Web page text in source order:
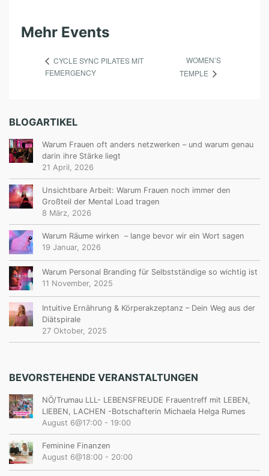
Mehr Events
CYCLE SYNC PILATES MIT
FEMERGENCY
WOMEN’S
TEMPLE
BLOGARTIKEL
Warum Frauen oft anders netzwerken – und warum genau
darin ihre Stärke liegt
21 April, 2026
Unsichtbare Arbeit: Warum Frauen noch immer den
Großteil der Mental Load tragen
8 März, 2026
Warum Räume wirken – lange bevor wir ein Wort sagen
19 Januar, 2026
Warum Personal Branding für Selbstständige so wichtig ist
11 November, 2025
Intuitive Ernährung & Körperakzeptanz – Dein Weg aus der
Diätspirale
27 Oktober, 2025
BEVORSTEHENDE VERANSTALTUNGEN
NÖ/Trumau LLL- LEBENSFREUDE Frauentreff mit LEBEN,
LIEBEN, LACHEN -Botschafterin Michaela Helga Rumes
August 6@17:00 - 19:00
Feminine Finanzen
August 6@18:00 - 20:00